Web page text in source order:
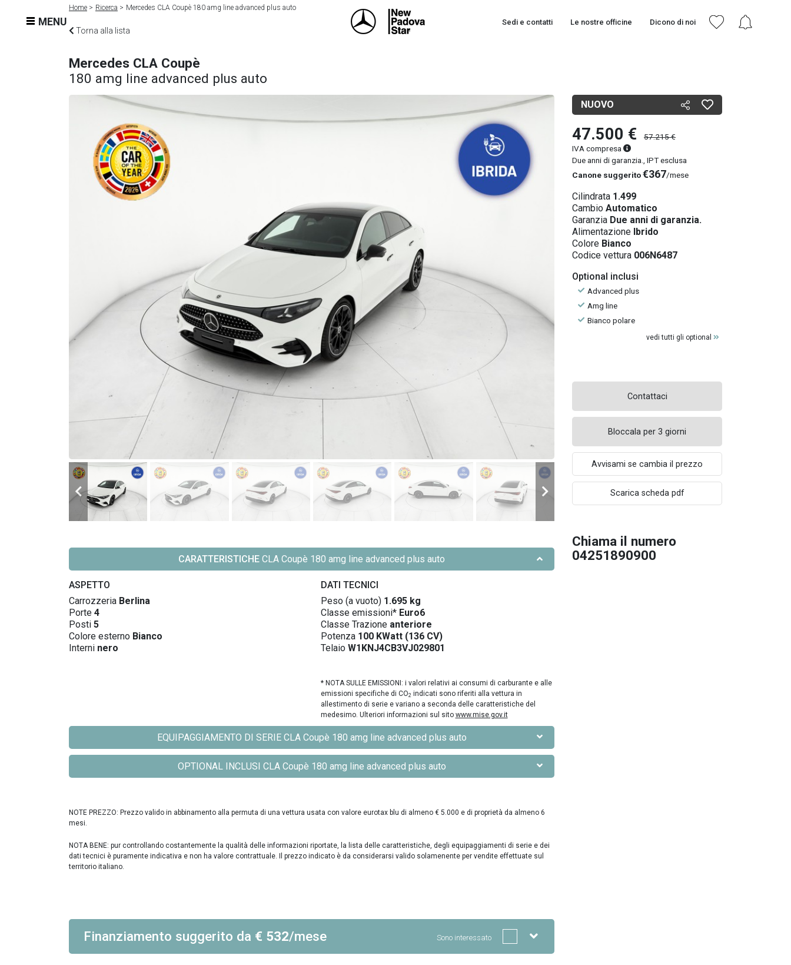
MENU Sedi e contatti Le nostre officine Dicono di noi
Home Ricerca Mercedes CLA Coupè 180 amg line advanced plus auto
Torna alla lista
Mercedes CLA Coupè
180 amg line advanced plus auto
CARATTERISTICHE CLA Coupè 180 amg line advanced plus auto
ASPETTO
Carrozzeria Berlina
Porte 4
Posti 5
Colore esterno Bianco
Interni nero
DATI TECNICI
Peso (a vuoto) 1.695 kg
Classe emissioni* Euro6
Classe Trazione anteriore
Potenza 100 KWatt (136 CV)
Telaio W1KNJ4CB3VJ029801
* NOTA SULLE EMISSIONI: i valori relativi ai consumi di carburante e alle
emissioni specifiche di CO2 indicati sono riferiti alla vettura in
allestimento di serie e variano a seconda delle caratteristiche del
medesimo. Ulteriori informazioni sul sito www.mise.gov.it
EQUIPAGGIAMENTO DI SERIE CLA Coupè 180 amg line advanced plus auto
OPTIONAL INCLUSI CLA Coupè 180 amg line advanced plus auto
NOTE PREZZO: Prezzo valido in abbinamento alla permuta di una vettura usata con valore eurotax blu di almeno € 5.000 e di proprietà da almeno 6
mesi.
NOTA BENE: pur controllando costantemente la qualità delle informazioni riportate, la lista delle caratteristiche, degli equipaggiamenti di serie e dei
dati tecnici è puramente indicativa e non ha valore contrattuale. Il prezzo indicato è da considerarsi valido solamenente per vendite effettuate sul
territorio italiano.
Finanziamento suggerito da € 532/mese Sono interessato
NUOVO
47.500 €
57.215 €
IVA compresa
Due anni di garanzia., IPT esclusa
Canone suggerito€367/mese
Cilindrata 1.499
Cambio Automatico
Garanzia Due anni di garanzia.
Alimentazione Ibrido
Colore Bianco
Codice vettura 006N6487
Optional inclusi
Advanced plus
Amg line
Bianco polare
vedi tutti gli optional
Contattaci
Bloccala per 3 giorni
Avvisami se cambia il prezzo
Scarica scheda pdf
Chiama il numero
04251890900